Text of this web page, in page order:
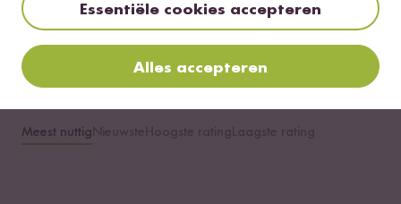
Beoordeel dit product
Meest nuttig
Essentiële cookies accepteren
Alles accepteren